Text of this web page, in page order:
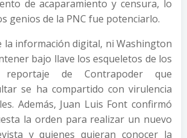
de acaparamiento y censura, lo
genios de la PNC fue potenciarlo.
la información digital, ni Washington
bajo llave los esqueletos de los
de Contrapoder que
se ha compartido con virulencia
Además, Juan Luis Font confirmó
la orden para realizar un nuevo
y quienes quieran conocer la